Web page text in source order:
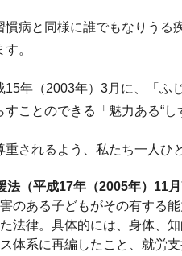
慣病と同様に誰でもなりう
。
15年（2003年）3月に、「
ことのできる「魅力ある“し
されるよう、私たち一人ひ
法（平成17年（2005年）11
のある子どもがその有する
法律。具体的には、身体、
体系に再編したこと、就労